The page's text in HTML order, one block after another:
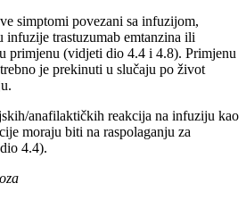
simptomi povezani sa infuzijom,
infuzije trastuzumab emtanzina ili
primjenu (vidjeti dio 4.4 i 4.8). Primjenu
je prekinuti u slučaju po život
anafilaktičkih reakcija na infuziju kao
moraju biti na raspolaganju za
4.4).